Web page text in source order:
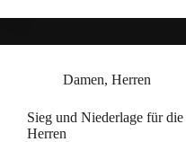
Damen, Herren
Sieg und Niederlage für
Herren